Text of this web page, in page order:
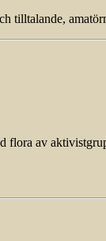
tilltalande,
flora av